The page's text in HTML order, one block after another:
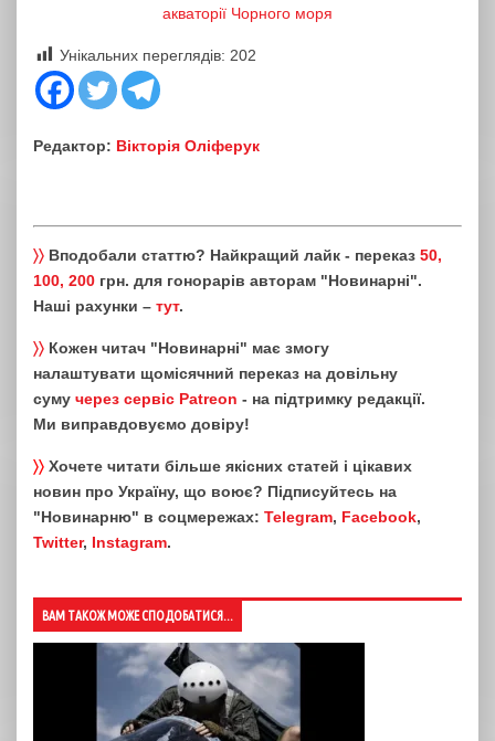
акваторії Чорного моря
Унікальних переглядів: 202
Редактор: Вікторія Оліферук
〉〉 Вподобали статтю? Найкращий лайк - переказ 50,
100, 200 грн. для гонорарів авторам "Новинарні".
Наші рахунки – тут.
〉〉 Кожен читач "Новинарні" має змогу
налаштувати щомісячний переказ на довільну
суму через сервіс Patreon - на підтримку редакції.
Ми виправдовуємо довіру!
〉〉 Хочете читати більше якісних статей і цікавих
новин про Україну, що воює? Підписуйтесь на
"Новинарню" в соцмережах: Telegram, Facebook,
Twitter, Instagram.
ВАМ ТАКОЖ МОЖЕ СПОДОБАТИСЯ...